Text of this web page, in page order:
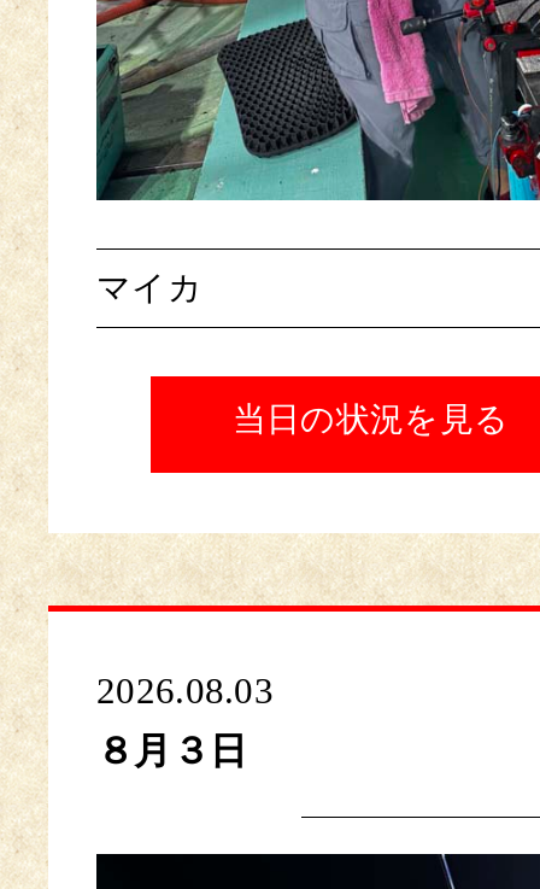
マイカ
当日の状況を見る
2026.08.03
８月３日